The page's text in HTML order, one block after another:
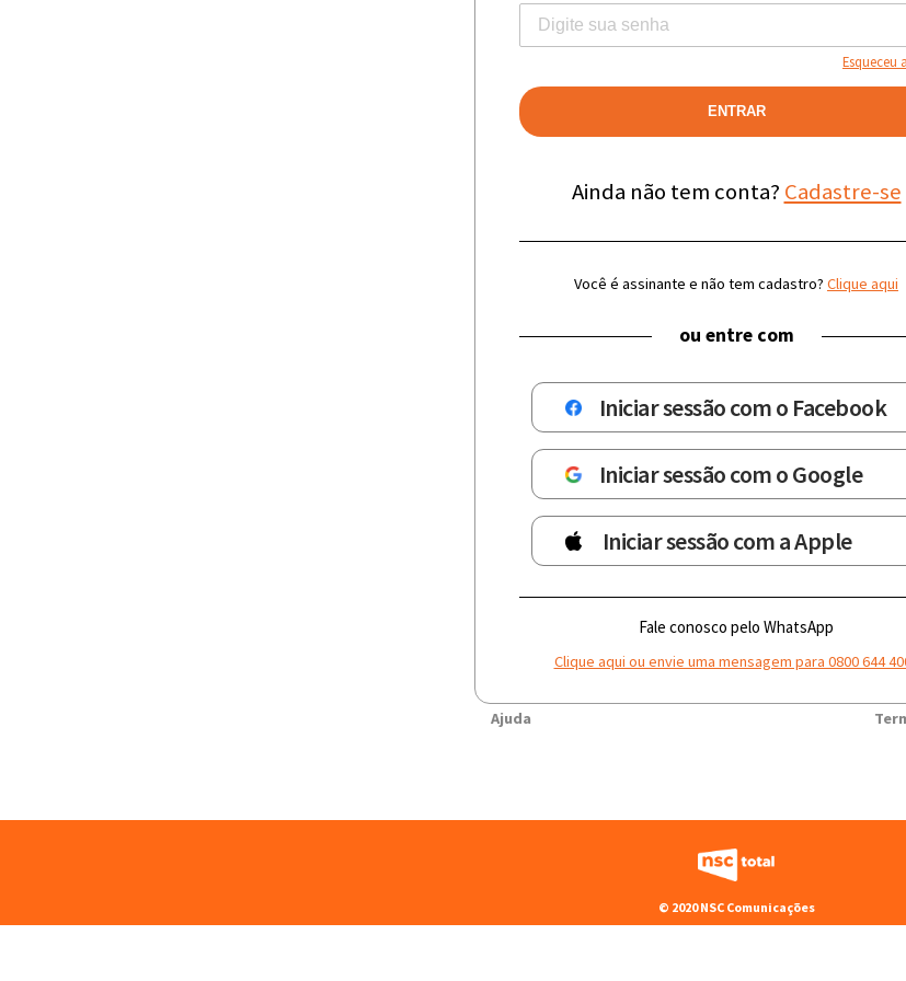
Esqueceu
ENTRAR
Ainda não tem conta? Cadastre-se
Você é assinante e não tem cadastro? Clique aqui
ou entre com
Iniciar sessão com o Facebook
Iniciar sessão com o Google
Iniciar sessão com a Apple
Fale conosco pelo WhatsApp
Clique aqui ou envie uma mensagem para 0800 644
Ajuda
© 2020 NSC Comunicações